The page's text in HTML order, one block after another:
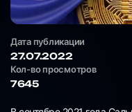
Дата публикации
27.07.2022
Кол-во просмотров
7645